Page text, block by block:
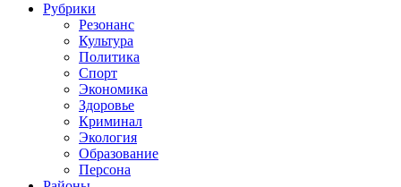
Рубрики
Резонанс
Культура
Политика
Спорт
Экономика
Здоровье
Криминал
Экология
Образование
Персона